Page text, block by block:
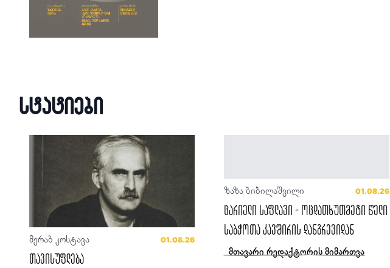
სტატიები
მერაბ კოსტავა 01.08.26
თავისუფლება
ზაზა ბიბილაშვილი 01.08.26
ცარიელი საფლავი - ოცდათხუთმეტი წელი
საბჭოთა კავშირის დანგრევიდან
მთავარი რედაქტორის მიმართვა